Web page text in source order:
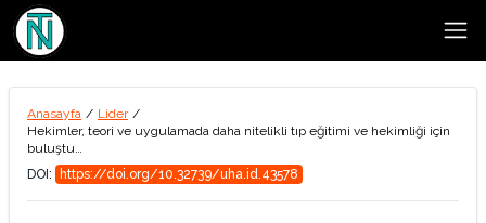
Anasayfa / Lider /
Hekimler, teori ve uygulamada daha nitelikli tıp eğitimi ve hekimliği için
buluştu…
DOI:
https://doi.org/10.32739/uha.id.43578